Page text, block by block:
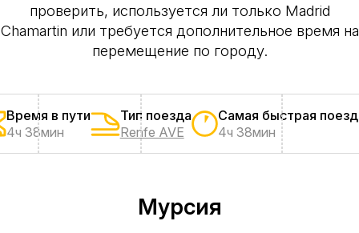
проверить, используется ли только Madrid
Chamartin или требуется дополнительное время на
перемещение по городу.
Время в пути
4ч 38мин
Тип поезда
Renfe AVE
Самая быстрая
4ч 38мин
Мурсия